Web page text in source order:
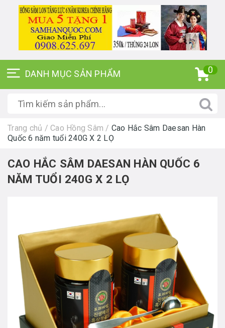
0
Trang chủ / Cao Hồng Sâm / Cao Hắc Sâm Daesan Hàn
Quốc 6 năm tuổi 240G X 2 LỌ
CAO HẮC SÂM DAESAN HÀN QUỐC 6
NĂM TUỔI 240G X 2 LỌ